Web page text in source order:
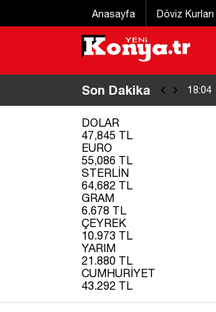
Anasayfa Döviz Kurları
Son Dakika 17:46
DOLAR
47,845 TL
EURO
55,086 TL
STERLİN
64,682 TL
GRAM
6.678 TL
ÇEYREK
10.973 TL
YARIM
21.880 TL
CUMHURİYET
43.292 TL